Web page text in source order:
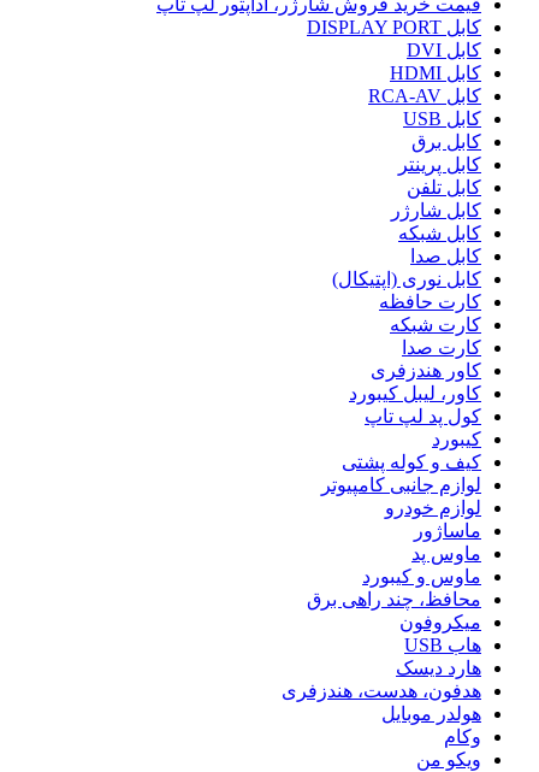
قیمت خرید فروش شارژر، آداپتور لپ تاپ
کابل DISPLAY PORT
کابل DVI
کابل HDMI
کابل RCA-AV
کابل USB
کابل برق
کابل پرینتر
کابل تلفن
کابل شارژر
کابل شبکه
کابل صدا
کابل نوری (اپتیکال)
کارت حافظه
کارت شبکه
کارت صدا
کاور هندزفری
کاور، لیبل کیبورد
کول پد لپ تاپ
کیبورد
کیف و کوله پشتی
لوازم جانبی کامپیوتر
لوازم خودرو
ماساژور
ماوس پد
ماوس و کیبورد
محافظ، چند راهی برق
میکروفون
هاب USB
هارد دیسک
هدفون، هدست، هندزفری
هولدر موبایل
وکام
ویکو من